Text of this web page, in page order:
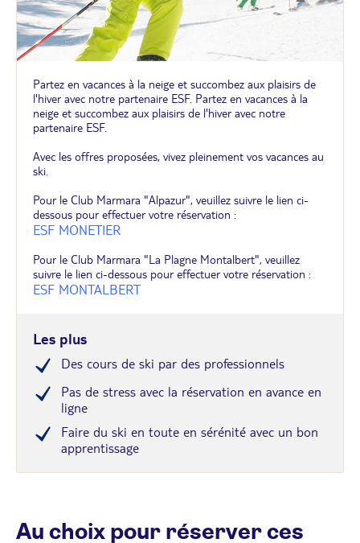
Partez en vacances à la neige et succombez aux plaisirs de
l'hiver avec notre partenaire ESF. Partez en vacances à la
neige et succombez aux plaisirs de l'hiver avec notre
partenaire ESF.
Avec les offres proposées, vivez pleinement vos vacances au
ski.
Pour le Club Marmara "Alpazur", veuillez suivre le lien ci-
dessous pour effectuer votre réservation :
ESF MONETIER
Pour le Club Marmara "La Plagne Montalbert", veuillez
suivre le lien ci-dessous pour effectuer votre réservation :
ESF MONTALBERT
Les plus
Des cours de ski par des professionnels
Pas de stress avec la réservation en avance en
ligne
Faire du ski en toute en sérénité avec un bon
apprentissage
Au choix pour réserver ces